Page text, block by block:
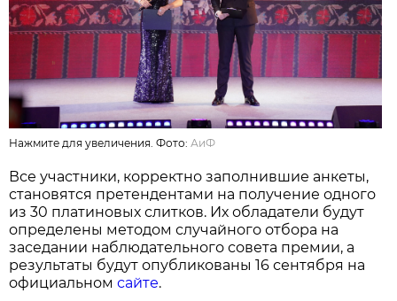
Нажмите для увеличения. Фото: АиФ
Все участники, корректно заполнившие анкеты,
становятся претендентами на получение одного
из 30 платиновых слитков. Их обладатели будут
определены методом случайного отбора на
заседании наблюдательного совета премии, а
результаты будут опубликованы 16 сентября на
официальномсайте.